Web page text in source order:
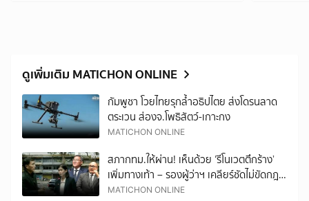
ดูเพิ่มเติม MATICHON ONLINE
กัมพูชา โวยไทยรุกล้ำอธิปไตย ส่งโดรนลาด
ตระเวน ส่องจ.โพธิสัตว์-เกาะกง
MATICHON ONLINE
สภากทม.ให้ผ่าน! เห็นด้วย ‘รีโนเวตตึกร้าง’
เพิ่มทางเท้า – รองผู้ว่าฯ เคลียร์ชัดไม่ขัดกฎ-
เอื้อนักลงทุน
MATICHON ONLINE